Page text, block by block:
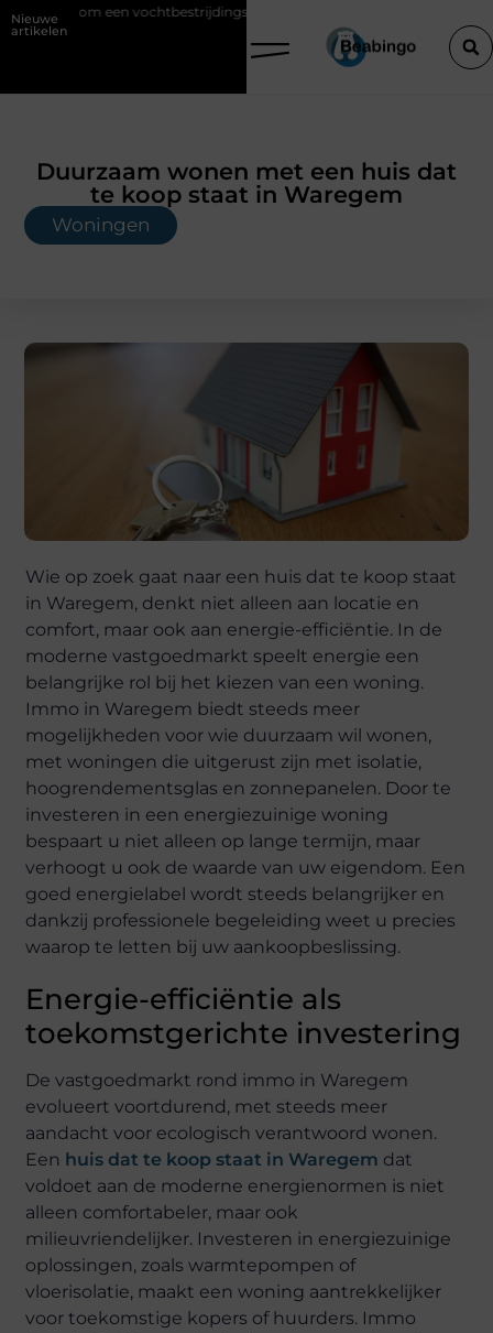
Nieuwe
artikelen
inschakelen vóór je verbouwt
Duurzaam wonen met een huis dat
te koop staat in Waregem
Woningen
Wie op zoek gaat naar een huis dat te koop staat
in Waregem, denkt niet alleen aan locatie en
comfort, maar ook aan energie-efficiëntie. In de
moderne vastgoedmarkt speelt energie een
belangrijke rol bij het kiezen van een woning.
Immo in Waregem biedt steeds meer
mogelijkheden voor wie duurzaam wil wonen,
met woningen die uitgerust zijn met isolatie,
hoogrendementsglas en zonnepanelen. Door te
investeren in een energiezuinige woning
bespaart u niet alleen op lange termijn, maar
verhoogt u ook de waarde van uw eigendom. Een
goed energielabel wordt steeds belangrijker en
dankzij professionele begeleiding weet u precies
waarop te letten bij uw aankoopbeslissing.
Energie-efficiëntie als
toekomstgerichte investering
De vastgoedmarkt rond immo in Waregem
evolueert voortdurend, met steeds meer
aandacht voor ecologisch verantwoord wonen.
Een huis dat te koop staat in Waregem dat
voldoet aan de moderne energienormen is niet
alleen comfortabeler, maar ook
milieuvriendelijker. Investeren in energiezuinige
oplossingen, zoals warmtepompen of
vloerisolatie, maakt een woning aantrekkelijker
voor toekomstige kopers of huurders. Immo